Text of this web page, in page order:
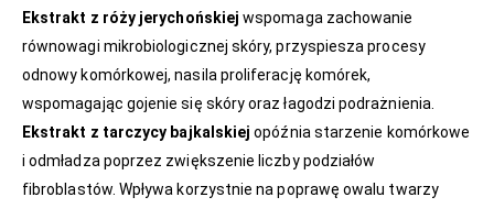
Ekstrakt z róży jerychońskiej wspomaga zachowanie
równowagi mikrobiologicznej skóry, przyspiesza procesy
odnowy komórkowej, nasila proliferację komórek,
wspomagając gojenie się skóry oraz łagodzi podrażnienia.
Ekstrakt z tarczycy bajkalskiej opóźnia starzenie komórkowe
i odmładza poprzez zwiększenie liczby podziałów
fibroblastów. Wpływa korzystnie na poprawę owalu twarzy